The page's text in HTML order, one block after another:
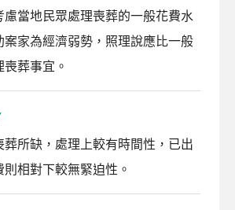
慮當地民眾處理喪葬的一般花費水
案家為經濟弱勢，照理說應比一般
葬事宜。
葬所缺，處理上較有時間性，已出
相對下較無緊迫性。